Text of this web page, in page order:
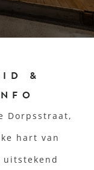
&
Dorpsstraat,
hart van